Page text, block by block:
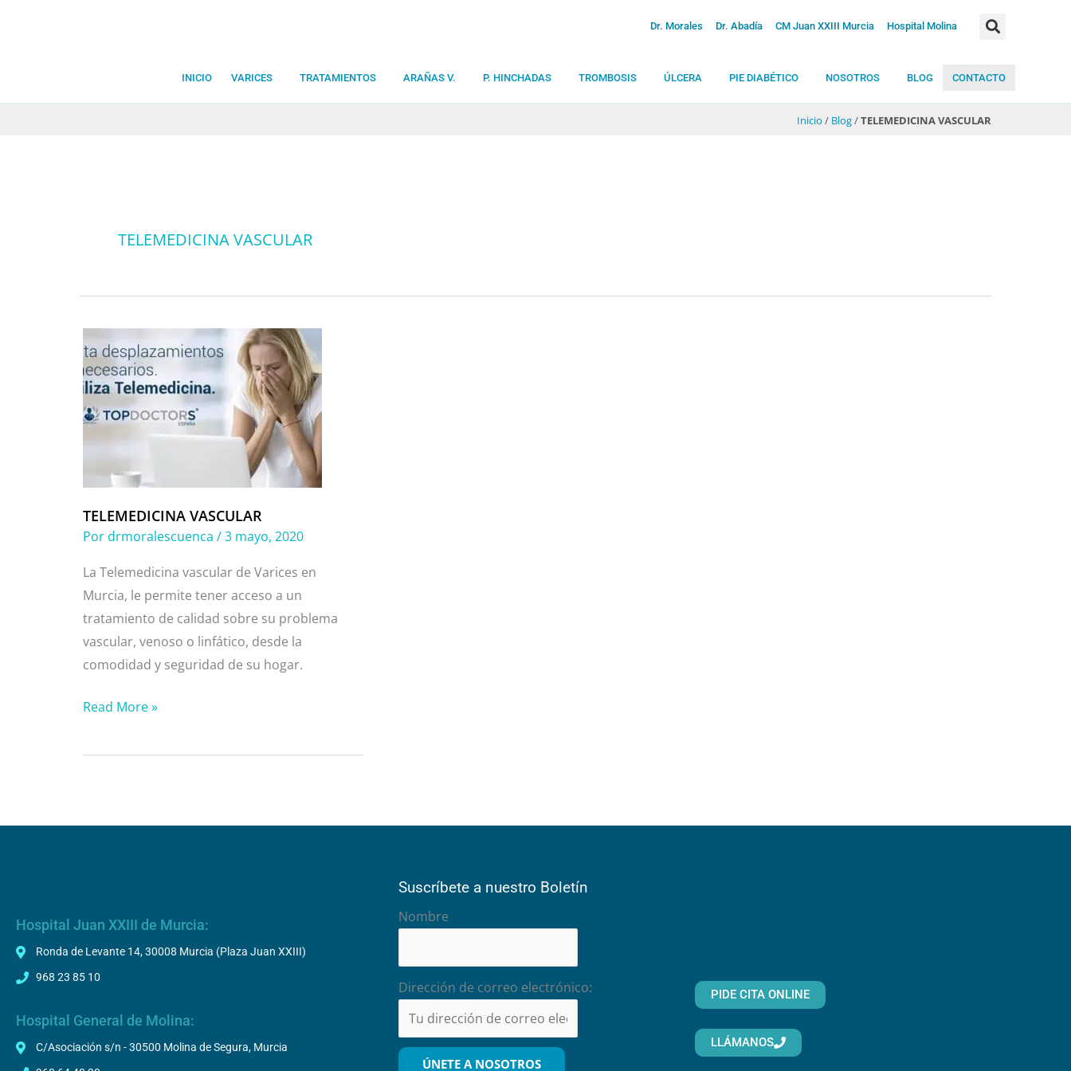
Dr. Morales Dr. Abadía CM Juan XXIII Murcia Hospital Molina
INICIO VARICES TRATAMIENTOS ARAÑAS V. P. HINCHADAS TROMBOSIS ÚLCERA PIE DIABÉTICO NOSOTROS BLOG CONTACTO
Inicio / Blog/TELEMEDICINA VASCULAR
TELEMEDICINA VASCULAR
TELEMEDICINA VASCULAR
Pordrmoralescuenca /3 mayo, 2020
La Telemedicina vascular de Varices en
Murcia, le permite tener acceso a un
tratamiento de calidad sobre su problema
vascular, venoso o linfático, desde la
comodidad y seguridad de su hogar.
TELEMEDICINA
VASCULAR
Read More »
Hospital Juan XXIII de Murcia:
Ronda de Levante 14, 30008 Murcia (Plaza Juan XXIII)
968 23 85 10
Hospital General de Molina:
C/Asociación s/n - 30500 Molina de Segura, Murcia
Suscríbete a nuestro Boletín
Nombre
Dirección de correo electrónico: PIDE CITA ONLINE
LLÁMANOS